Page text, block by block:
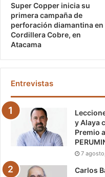
Super Copper inicia su
primera campaña de
perforación diamantina en
Cordillera Cobre, en
Atacama
Entrevistas
y Alaya
Premio
7
Carlos